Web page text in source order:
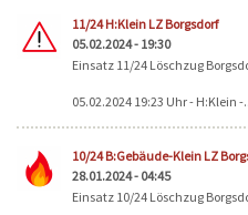
11/24 H:Klein LZ Borgsdorf
05.02.2024 - 19:30
Einsatz 11/24 Löschzug
05.02.2024 19:23 Uhr - H:Klein -
10/24 B:Gebäude-Klein LZ
28.01.2024 - 04:45
Einsatz 10/24 Löschzug
Seiten